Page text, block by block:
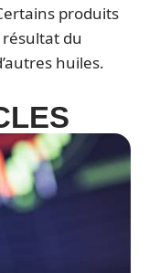
produits
du
huiles.